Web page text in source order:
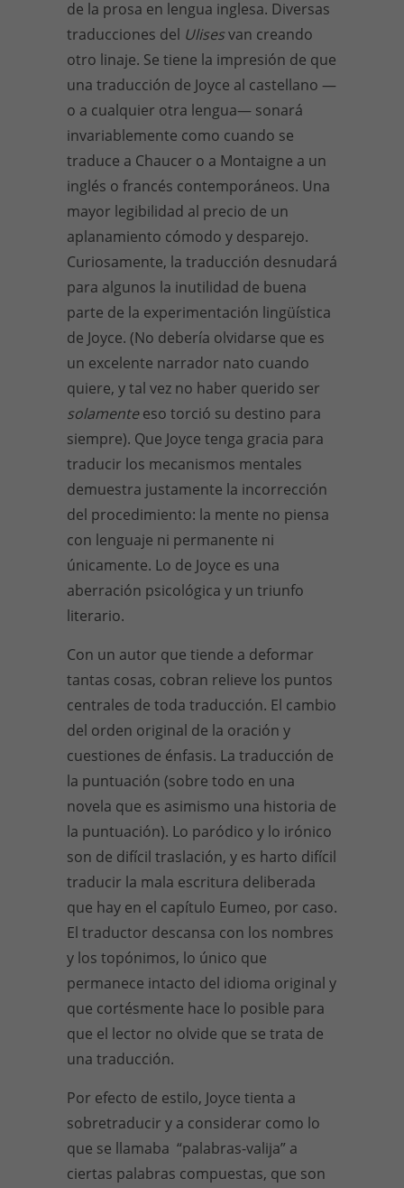
de la prosa en lengua inglesa. Diversas
traducciones del Ulisesvan creando
otro linaje. Se tiene la impresión de que
una traducción de Joyce al castellano —
o a cualquier otra lengua— sonará
invariablemente como cuando se
traduce a Chaucer o a Montaigne a un
inglés o francés contemporáneos. Una
mayor legibilidad al precio de un
aplanamiento cómodo y desparejo.
Curiosamente, la traducción desnudará
para algunos la inutilidad de buena
parte de la experimentación lingüística
de Joyce. (No debería olvidarse que es
un excelente narrador nato cuando
quiere, y tal vez no haber querido ser
solamenteeso torció su destino para
siempre). Que Joyce tenga gracia para
traducir los mecanismos mentales
demuestra justamente la incorrección
del procedimiento: la mente no piensa
con lenguaje ni permanente ni
únicamente. Lo de Joyce es una
aberración psicológica y un triunfo
literario.
Con un autor que tiende a deformar
tantas cosas, cobran relieve los puntos
centrales de toda traducción. El cambio
del orden original de la oración y
cuestiones de énfasis. La traducción de
la puntuación (sobre todo en una
novela que es asimismo una historia de
la puntuación). Lo paródico y lo irónico
son de difícil traslación, y es harto difícil
traducir la mala escritura deliberada
que hay en el capítulo Eumeo, por caso.
El traductor descansa con los nombres
y los topónimos, lo único que
permanece intacto del idioma original y
que cortésmente hace lo posible para
que el lector no olvide que se trata de
una traducción.
Por efecto de estilo, Joyce tienta a
sobretraducir y a considerar como lo
que se llamaba “palabras-valija” a
ciertas palabras compuestas, que son